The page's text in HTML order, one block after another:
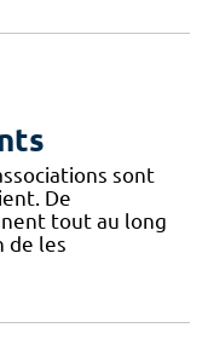
sont
De
tout au long
de les